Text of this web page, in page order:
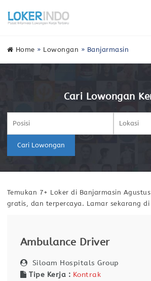
Home » Lowongan » Banjarmasin
Cari Lowongan
Cari Lowongan
Temukan 7+ Loker di Banjarmasin
gratis, dan terpercaya. Lamar sekarang di
Ambulance Driver
Siloam Hospitals Group
Tipe Kerja : Kontrak